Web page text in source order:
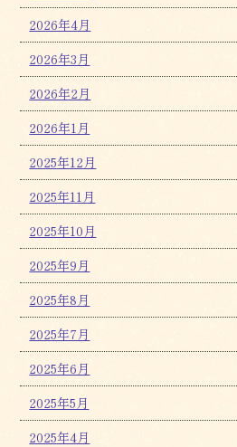
2026年4月
2026年3月
2026年2月
2026年1月
2025年12月
2025年11月
2025年10月
2025年9月
2025年8月
2025年7月
2025年6月
2025年5月
2025年4月